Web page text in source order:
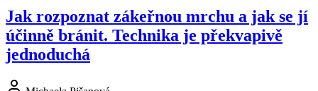
Jak rozpoznat zákeřnou mrchu a jak se jí
účinně bránit. Technika je překvapivě
jednoduchá